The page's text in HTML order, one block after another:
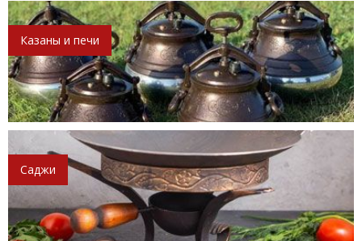
Казаны и печи
Саджи